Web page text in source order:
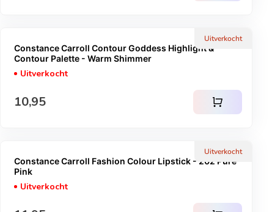
Uitverkocht
Constance Carroll Contour Goddess Highlight &
Contour Palette - Warm Shimmer
Uitverkocht
Normale prijs
10,95 shopping_cart
Uitverkocht
Constance Carroll Fashion Colour Lipstick - 202 Pure
Pink
Uitverkocht